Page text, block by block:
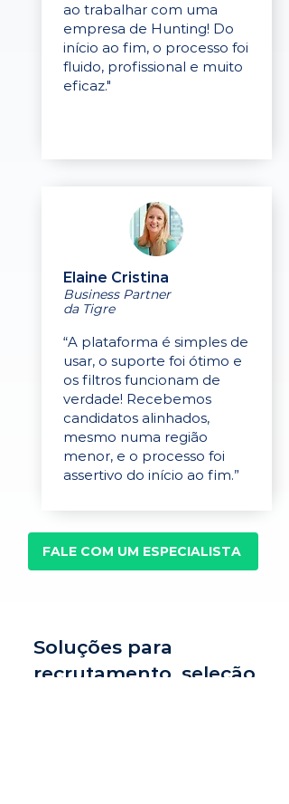
ao trabalhar com uma
empresa de Hunting! Do
início ao fim, o processo foi
fluido, profissional e muito
eficaz."
Elaine Cristina
Business Partner
da Tigre
“A plataforma é simples de
usar, o suporte foi ótimo e
os filtros funcionam de
verdade! Recebemos
candidatos alinhados,
mesmo numa região
menor, e o processo foi
assertivo do início ao fim.”
FALE COM UM ESPECIALISTA
Soluções para
recrutamento, seleção